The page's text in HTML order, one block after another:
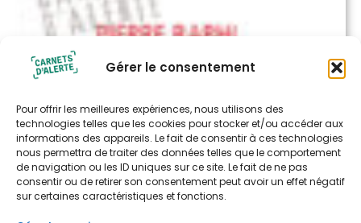
Gérer le consentement
Pour offrir les meilleures expériences, nous utilisons des
technologies telles que les cookies pour stocker et/ou accéder aux
informations des appareils. Le fait de consentir à ces technologies
nous permettra de traiter des données telles que le comportement
de navigation ou les ID uniques sur ce site. Le fait de ne pas
consentir ou de retirer son consentement peut avoir un effet négatif
sur certaines caractéristiques et fonctions.